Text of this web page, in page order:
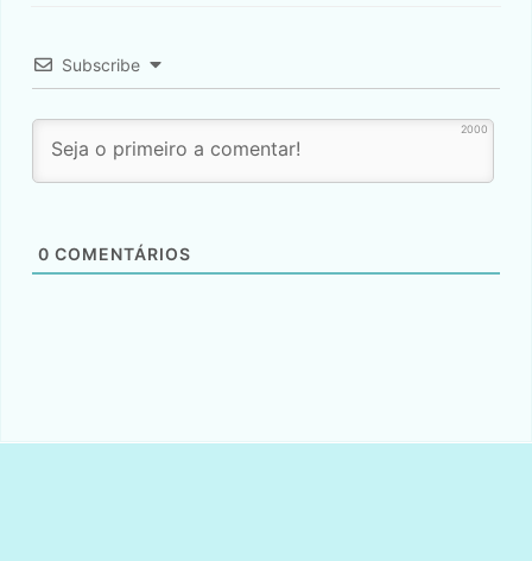
Subscribe
2000
0 COMENTÁRIOS